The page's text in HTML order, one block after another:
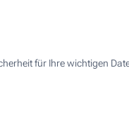
für Ihre wichtigen